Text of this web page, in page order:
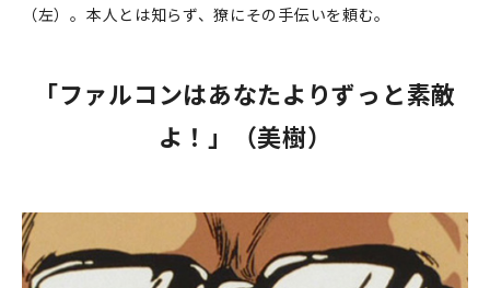
（左）。本人とは知らず、獠にその手伝いを頼む。
「ファルコンはあなたよりずっと素敵
よ！」（美樹）